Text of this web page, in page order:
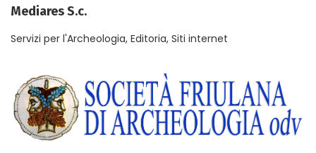
Mediares S.c.
Servizi per l'Archeologia, Editoria, Siti internet